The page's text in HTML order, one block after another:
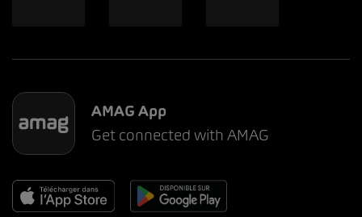
AMAG App
Get connected with AMAG